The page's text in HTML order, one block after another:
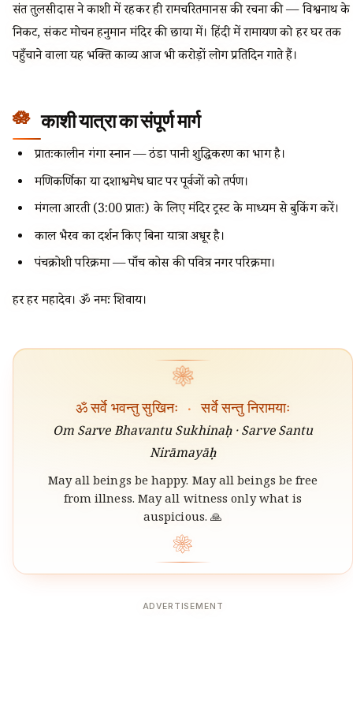
संत तुलसीदास ने काशी में रहकर ही रामचरितमानस की रचना की — विश्वनाथ के
निकट, संकट मोचन हनुमान मंदिर की छाया में। हिंदी में रामायण को हर घर तक
पहुँचाने वाला यह भक्ति काव्य आज भी करोड़ों लोग प्रतिदिन गाते हैं।
काशी यात्रा का संपूर्ण मार्ग
प्रातःकालीन गंगा स्नान — ठंडा पानी शुद्धिकरण का भाग है।
मणिकर्णिका या दशाश्वमेध घाट पर पूर्वजों को तर्पण।
मंगला आरती (3:00 प्रातः) के लिए मंदिर ट्रस्ट के माध्यम से बुकिंग करें।
काल भैरव का दर्शन किए बिना यात्रा अधूरी है।
पंचक्रोशी परिक्रमा — पाँच कोस की पवित्र नगर परिक्रमा।
हर हर महादेव। ॐ नमः शिवाय।
❀
ॐ सर्वे भवन्तु सुखिनः · सर्वे सन्तु निरामयाः
Om Sarve Bhavantu Sukhinaḥ · Sarve Santu
Nirāmayāḥ
May all beings be happy. May all beings be free
from illness. May all witness only what is
auspicious. 🙏
❀
ADVERTISEMENT